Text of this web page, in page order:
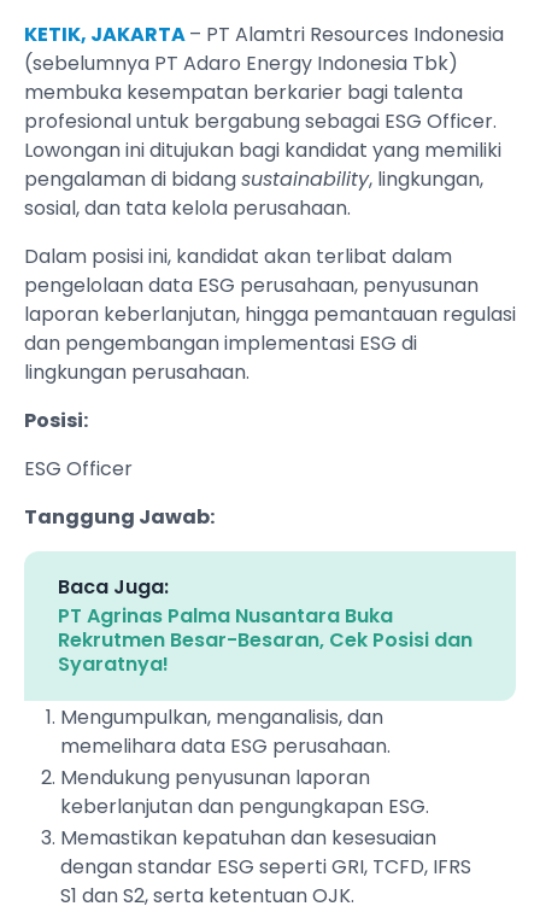
KETIK, JAKARTA– PT Alamtri Resources Indonesia
(sebelumnya PT Adaro Energy Indonesia Tbk)
membuka kesempatan berkarier bagi talenta
profesional untuk bergabung sebagai ESG Officer.
Lowongan ini ditujukan bagi kandidat yang memiliki
pengalaman di bidangsustainability, lingkungan,
sosial, dan tata kelola perusahaan.
Dalam posisi ini, kandidat akan terlibat dalam
pengelolaan data ESG perusahaan, penyusunan
laporan keberlanjutan, hingga pemantauan regulasi
dan pengembangan implementasi ESG di
lingkungan perusahaan.
Posisi:
ESG Officer
Tanggung Jawab:
Baca Juga:
PT Agrinas Palma Nusantara Buka
Rekrutmen Besar-Besaran, Cek Posisi dan
Syaratnya!
Mengumpulkan, menganalisis, dan
memelihara data ESG perusahaan.
Mendukung penyusunan laporan
keberlanjutan dan pengungkapan ESG.
Memastikan kepatuhan dan kesesuaian
dengan standar ESG seperti GRI, TCFD, IFRS
S1 dan S2, serta ketentuan OJK.